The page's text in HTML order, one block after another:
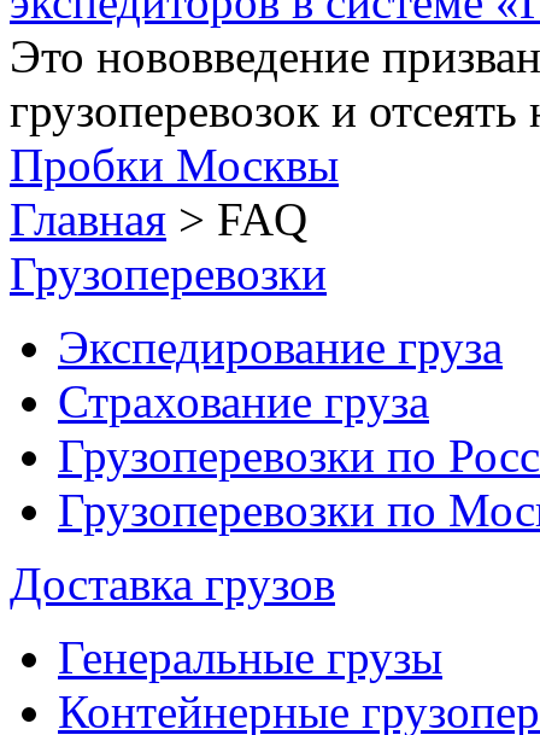
Это нововведение
грузоперевозок и
Пробки Москвы
Главная > FAQ
Грузоперевозки
Экспедирование груза
Страхование груза
Грузоперевозки по
Грузоперевозки по
Доставка грузов
Генеральные грузы
Контейнерные